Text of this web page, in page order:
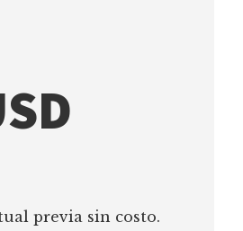
previa sin costo.